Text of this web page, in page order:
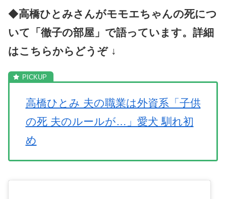
◆高橋ひとみさんがモモエちゃんの死につ
いて「徹子の部屋」で語っています。詳細
はこちらからどうぞ ↓
高橋ひとみ 夫の職業は外資系「子供
の死 夫のルールが…」愛犬 馴れ初
め